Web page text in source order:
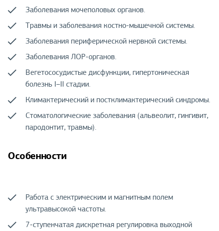
Заболевания мочеполовых органов.
Травмы и заболевания костно-мышечной системы.
Заболевания периферической нервной системы.
Заболевания ЛОР-органов.
Вегетососудистые дисфункции, гипертоническая
болезнь I–II стадии.
Климактерический и постклимактерический синдромы.
Стоматологические заболевания (альвеолит, гингивит,
пародонтит, травмы).
Особенности
Работа с электрическим и магнитным полем
ультравысокой частоты.
7-ступенчатая дискретная регулировка выходной